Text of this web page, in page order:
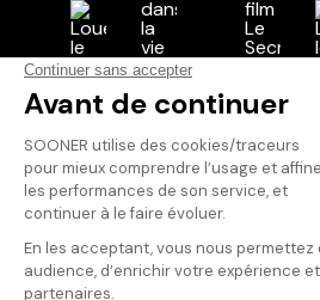
Vos avis
Donnez votre avis
Votre note
Votre commentaire
Il faut vous connecter pour
publier un avis